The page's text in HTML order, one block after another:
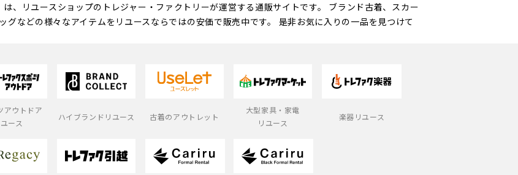
、リユースショップのトレジャー・ファクトリーが運営する通販サイトです。 ブランド古着、スカー
グなどの様々なアイテムをリユースならではの安価で販売中です。 是非お気に入りの一品を見つけて
アウトドア
ース
ハイブランドリユース 古着のアウトレット
大型家具・家電
リユース
楽器リユース